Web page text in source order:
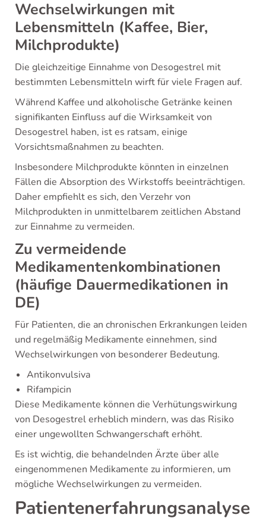
Wechselwirkungen mit
Lebensmitteln (Kaffee, Bier,
Milchprodukte)
Die gleichzeitige Einnahme von Desogestrel mit
bestimmten Lebensmitteln wirft für viele Fragen auf.
Während Kaffee und alkoholische Getränke keinen
signifikanten Einfluss auf die Wirksamkeit von
Desogestrel haben, ist es ratsam, einige
Vorsichtsmaßnahmen zu beachten.
Insbesondere Milchprodukte könnten in einzelnen
Fällen die Absorption des Wirkstoffs beeinträchtigen.
Daher empfiehlt es sich, den Verzehr von
Milchprodukten in unmittelbarem zeitlichen Abstand
zur Einnahme zu vermeiden.
Zu vermeidende
Medikamentenkombinationen
(häufige Dauermedikationen in
DE)
Für Patienten, die an chronischen Erkrankungen leiden
und regelmäßig Medikamente einnehmen, sind
Wechselwirkungen von besonderer Bedeutung.
Antikonvulsiva
Rifampicin
Diese Medikamente können die Verhütungswirkung
von Desogestrel erheblich mindern, was das Risiko
einer ungewollten Schwangerschaft erhöht.
Es ist wichtig, die behandelnden Ärzte über alle
eingenommenen Medikamente zu informieren, um
mögliche Wechselwirkungen zu vermeiden.
Patientenerfahrungsanalyse